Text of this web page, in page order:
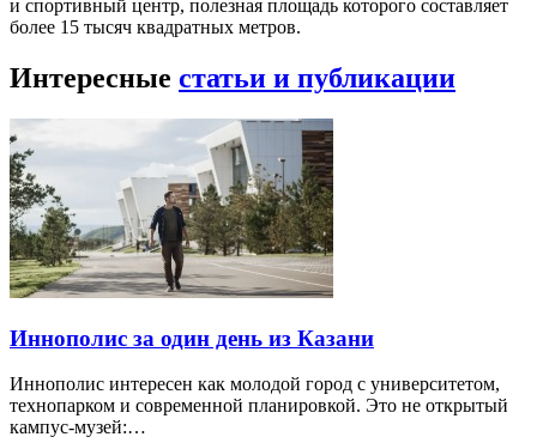
и спортивный центр, полезная площадь которого составляет
более 15 тысяч квадратных метров.
Интересные статьи и публикации
Иннополис за один день из Казани
Иннополис интересен как молодой город с университетом,
технопарком и современной планировкой. Это не открытый
кампус-музей:…